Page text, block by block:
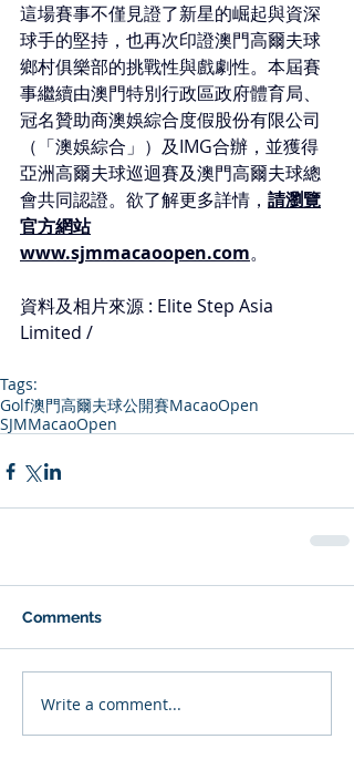
這場賽事不僅見證了新星的崛起與資深
球手的堅持，也再次印證澳門高爾夫球
鄉村俱樂部的挑戰性與戲劇性。本屆賽
事繼續由澳門特別行政區政府體育局、
冠名贊助商澳娛綜合度假股份有限公司
（「澳娛綜合」）及IMG合辦，並獲得
亞洲高爾夫球巡迴賽及澳門高爾夫球總
會共同認證。欲了解更多詳情， 請瀏覽
官方網站
www.sjmmacaoopen.com。
資料及相片來源 : Elite Step Asia
Limited /
Tags:
Golf澳門高爾夫球公開賽MacaoOpen
SJMMacaoOpen
Comments
Write a comment...